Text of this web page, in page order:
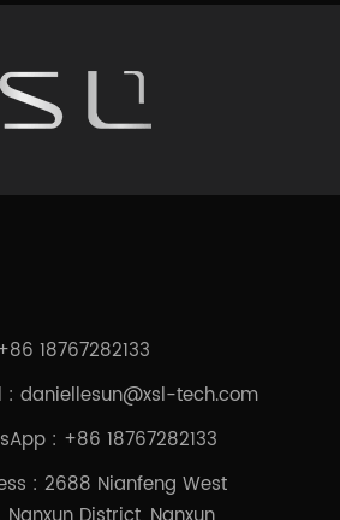
18767282133
: daniellesun@xsl-tech.com
: +86 18767282133
: 2688 Nianfeng West